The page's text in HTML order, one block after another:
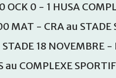
OCK 0 - 1 HUSA
MAT - CRA au STADE
18 NOVEMBRE -
COMPLEXE SPORTIF